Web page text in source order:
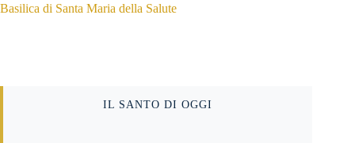
Basilica di Santa Maria della Salute
IL SANTO DI OGGI